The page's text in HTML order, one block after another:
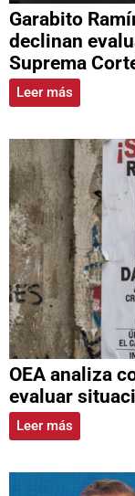
Garabito
declinan
Suprema
Leer más
OEA analiza
evaluar
Leer más